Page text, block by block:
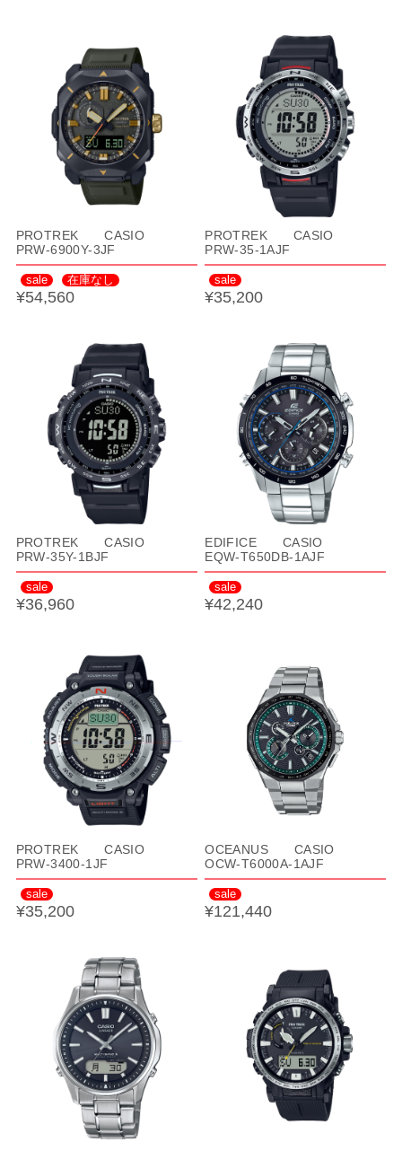
PROTREK CASIO
PRW-6900Y-3JF
sale 在庫なし
¥54,560
PROTREK CASIO
PRW-35-1AJF
sale
¥35,200
PROTREK CASIO
PRW-35Y-1BJF
sale
¥36,960
EDIFICE CASIO
EQW-T650DB-1AJF
sale
¥42,240
PROTREK CASIO
PRW-3400-1JF
sale
¥35,200
OCEANUS CASIO
OCW-T6000A-1AJF
sale
¥121,440